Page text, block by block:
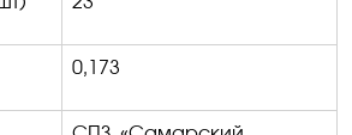
0,173